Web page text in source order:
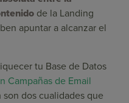
de la Landing
apuntar a alcanzar el
tu Base de Datos
Campañas de Email
dos cualidades que